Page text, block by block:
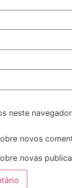
neste
novos
novas